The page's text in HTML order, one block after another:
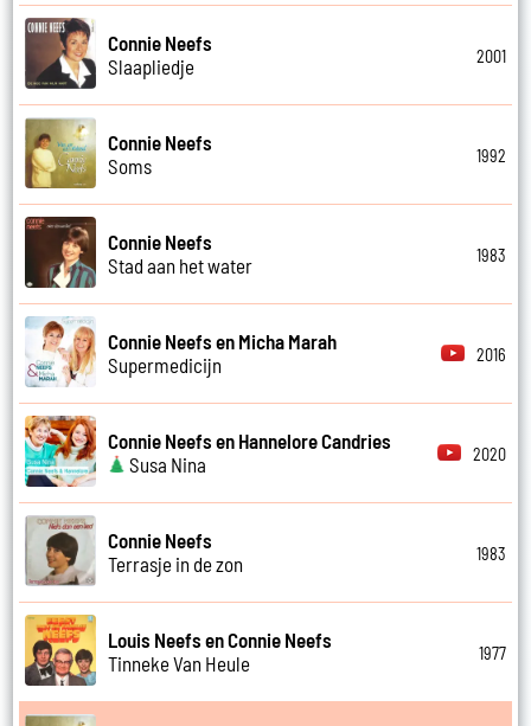
Connie Neefs
Slaapliedje
2001
Connie Neefs
Soms
1992
Connie Neefs
Stad aan het water
1983
Connie Neefs en Micha Marah
Supermedicijn
2016
Connie Neefs en Hannelore Candries
Susa Nina
2020
Connie Neefs
Terrasje in de zon
1983
Louis Neefs en Connie Neefs
Tinneke Van Heule
1977